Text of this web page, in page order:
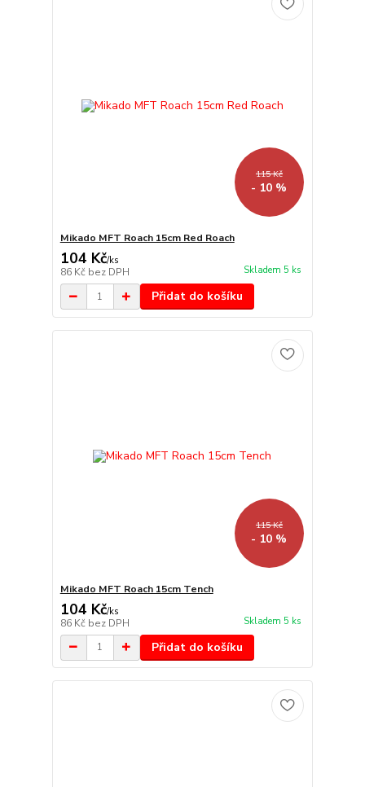
115 Kč
- 10 %
Mikado MFT Roach 15cm Red Roach
104 Kč/ks
86 Kč bez DPH Skladem 5 ks
Přidat do košíku
115 Kč
- 10 %
Mikado MFT Roach 15cm Tench
104 Kč/ks
86 Kč bez DPH Skladem 5 ks
Přidat do košíku